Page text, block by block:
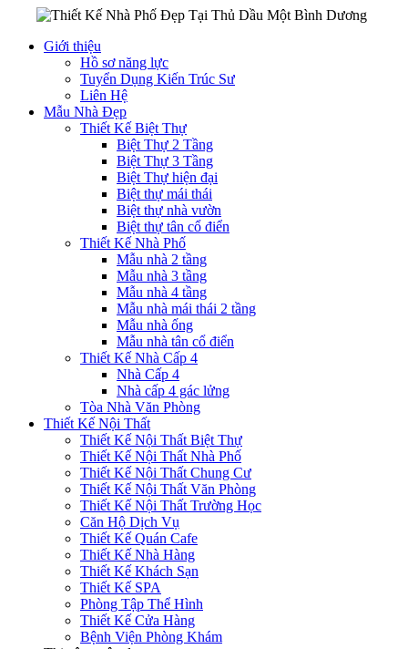
Giới thiệu
Hồ sơ năng lực
Tuyển Dụng Kiến Trúc Sư
Liên Hệ
Mẫu Nhà Đẹp
Thiết Kế Biệt Thự
Biệt Thự 2 Tầng
Biệt Thự 3 Tầng
Biệt Thự hiện đại
Biệt thự mái thái
Biệt thự nhà vườn
Biệt thự tân cổ điển
Thiết Kế Nhà Phố
Mẫu nhà 2 tầng
Mẫu nhà 3 tầng
Mẫu nhà 4 tầng
Mẫu nhà mái thái 2 tầng
Mẫu nhà ống
Mẫu nhà tân cổ điển
Thiết Kế Nhà Cấp 4
Nhà Cấp 4
Nhà cấp 4 gác lửng
Tòa Nhà Văn Phòng
Thiết Kế Nội Thất
Thiết Kế Nội Thất Biệt Thự
Thiết Kế Nội Thất Nhà Phố
Thiết Kế Nội Thất Chung Cư
Thiết Kế Nội Thất Văn Phòng
Thiết Kế Nội Thất Trường Học
Căn Hộ Dịch Vụ
Thiết Kế Quán Cafe
Thiết Kế Nhà Hàng
Thiết Kế Khách Sạn
Thiết Kế SPA
Phòng Tập Thể Hình
Thiết Kế Cửa Hàng
Bệnh Viện Phòng Khám